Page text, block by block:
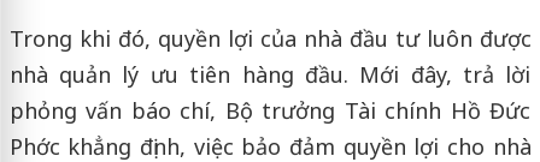
Trong khi đó, quyền lợi của nhà đầu tư luôn được
nhà quản lý ưu tiên hàng đầu. Mới đây, trả lời
phỏng vấn báo chí, Bộ trưởng Tài chính Hồ Đức
Phớc khẳng định, việc bảo đảm quyền lợi cho nhà